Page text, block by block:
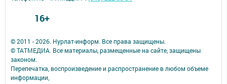
© 2011 - 2026. Нурлат-⁠информ. Все права защищены.
© ТАТМЕДИА. Все материалы, размещенные на сайте, защищены
законом.
Перепечатка, воспроизведение и распространение в любом объеме
информации,
16+